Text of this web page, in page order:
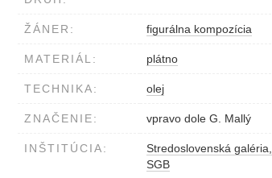
ŽÁNER: figurálna kompozícia
MATERIÁL: plátno
TECHNIKA: olej
ZNAČENIE: vpravo dole G. Mallý
INŠTITÚCIA:
Stredoslovenská galéria,
SGB